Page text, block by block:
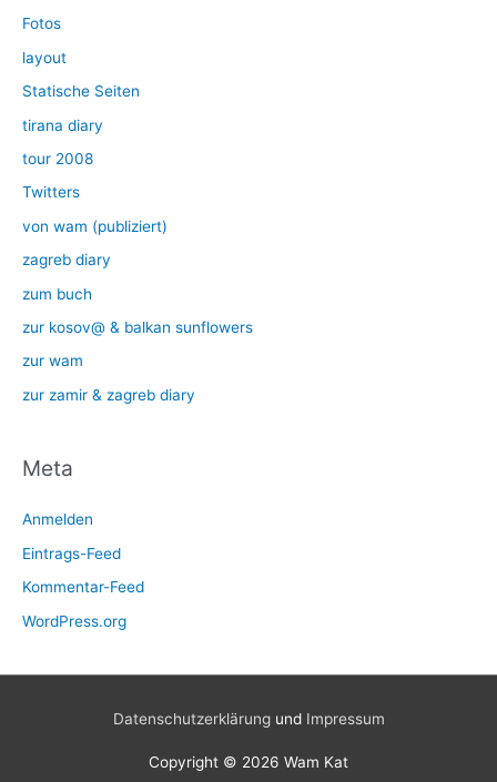
Fotos
layout
Statische Seiten
tirana diary
tour 2008
Twitters
von wam (publiziert)
zagreb diary
zum buch
zur kosov@ & balkan sunflowers
zur wam
zur zamir & zagreb diary
Meta
Anmelden
Eintrags-Feed
Kommentar-Feed
WordPress.org
Datenschutzerklärungund Impressum
Copyright © 2026 Wam Kat